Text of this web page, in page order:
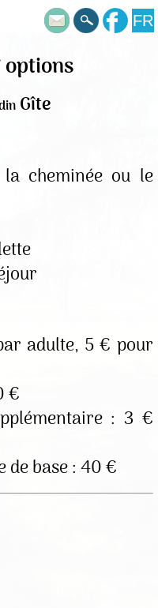
FR
Gîte
cheminée ou le
adulte, 5 € pour
€
: 3 €
de base : 40 €